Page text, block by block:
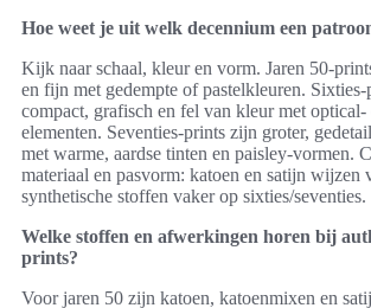
Hoe weet je uit welk decennium een
Kijk naar schaal, kleur en vorm. Jaren 50-
en fijn met gedempte of pastelkleuren.
compact, grafisch en fel van kleur met optical-
elementen. Seventies-prints zijn groter,
met warme, aardse tinten en paisley-vormen.
materiaal en pasvorm: katoen en satijn wijzen
synthetische stoffen vaker op sixties/seventies.
Welke stoffen en afwerkingen horen bij
prints?
Voor jaren 50 zijn katoen, katoenmixen en